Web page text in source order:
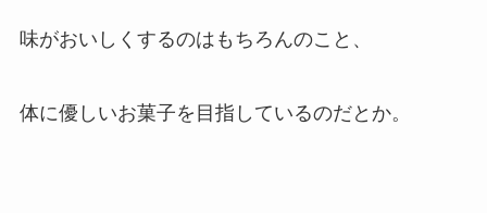
味がおいしくするのはもちろんのこと、
体に優しいお菓子を目指しているのだとか。